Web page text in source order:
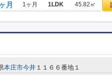
月 1ヶ月 1LDK 45.82㎡
本庄市今井 １１６６番地１